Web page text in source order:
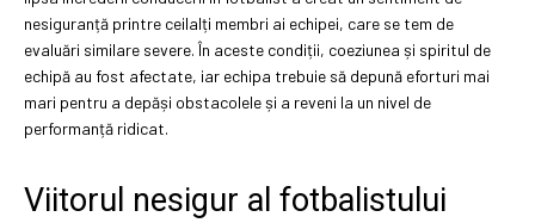
nesiguranță printre ceilalți membri ai echipei, care se tem de
evaluări similare severe. În aceste condiții, coeziunea și spiritul de
echipă au fost afectate, iar echipa trebuie să depună eforturi mai
mari pentru a depăși obstacolele și a reveni la un nivel de
performanță ridicat.
Viitorul nesigur al fotbalistului